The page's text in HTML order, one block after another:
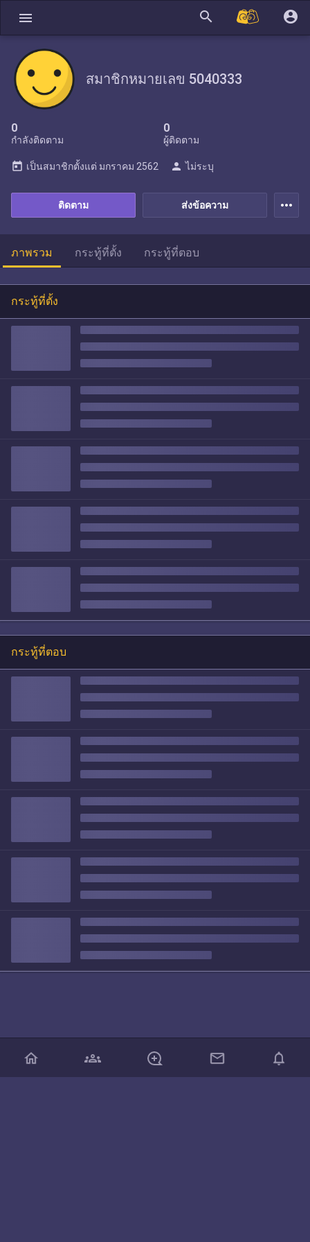
menu search account_circle
สมาชิกหมายเลข 5040333
0
กำลังติดตาม
0
ผู้ติดตาม
ส่งข้อความ
ติดตาม
today เป็นสมาชิกตั้งแต่ มกราคม 2562 person ไม่ระบุ
more_horiz
ภาพรวม กระทู้ที่ตั้ง กระทู้ที่ตอบ
กระทู้ที่ตั้ง
กระทู้ที่ตอบ